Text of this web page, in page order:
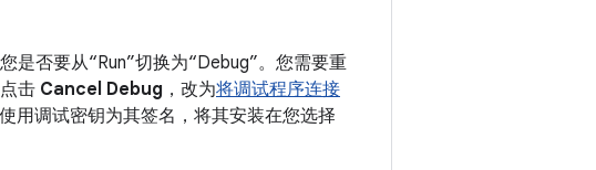
是否要从“Run”切换为“Debug”。您需要重
击 Cancel Debug ，改为将调试程序连接
用调试密钥为其签名，将其安装在您选择